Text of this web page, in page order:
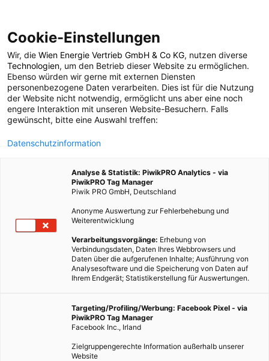
POSTS BY TAG
substrate
1 BEITRAG
Cookie-Einstellungen
Wir, die Wien Energie Vertrieb GmbH & Co KG, nutzen diverse
Technologien, um den Betrieb dieser Website zu ermöglichen.
Ebenso würden wir gerne mit externen Diensten
personenbezogene Daten verarbeiten. Dies ist für die Nutzung
der Website nicht notwendig, ermöglicht uns aber eine noch
engere Interaktion mit unseren Website-Besuchern. Falls
gewünscht, bitte eine Auswahl treffen:
Datenschutzinformation
Analyse & Statistik: PiwikPRO Analytics - via
PiwikPRO Tag Manager
Piwik PRO GmbH, Deutschland
Anonyme Auswertung zur Fehlerbehebung und
Weiterentwicklung
Verarbeitungsvorgänge: Erhebung von
Verbindungsdaten, Daten Ihres Webbrowsers und
Daten über die aufgerufenen Inhalte; Ausführung von
Analysesoftware und die Speicherung von Daten auf
Ihrem Endgerät; Statistikerstellung für Auswertungen.
Targeting/Profiling/Werbung: Facebook Pixel - via
PiwikPRO Tag Manager
Facebook Inc., Irland
Zielgruppengerechte Information außerhalb unserer
Website